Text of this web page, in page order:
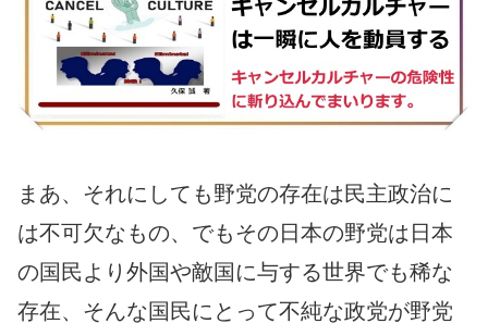
まあ、それにしても野党の存在は民主政治に
は不可欠なもの、でもその日本の野党は日本
の国民より外国や敵国に与する世界でも稀な
存在、そんな国民にとって不純な政党が野党